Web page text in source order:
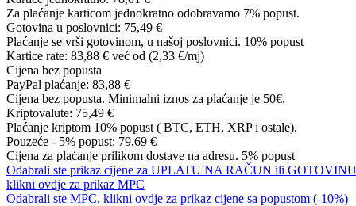
Za plaćanje karticom jednokratno odobravamo 7% popust.
Gotovina u poslovnici: 75,49 €
Plaćanje se vrši gotovinom, u našoj poslovnici. 10% popust
Kartice rate: 83,88 € već od (2,33 €/mj)
Cijena bez popusta
PayPal plaćanje: 83,88 €
Cijena bez popusta. Minimalni iznos za plaćanje je 50€.
Kriptovalute: 75,49 €
Plaćanje kriptom 10% popust ( BTC, ETH, XRP i ostale).
Pouzeće - 5% popust: 79,69 €
Cijena za plaćanje prilikom dostave na adresu. 5% popust
Odabrali ste prikaz cijene za UPLATU NA RAČUN ili
klikni ovdje za prikaz MPC
Odabrali ste MPC, klikni ovdje za prikaz cijene sa popustom (-10%)